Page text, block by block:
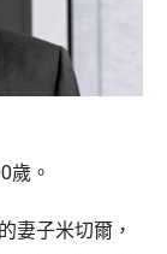
歲。
妻子米切爾，